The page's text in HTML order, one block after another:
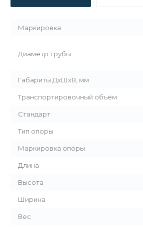
Маркировка
Диаметр трубы
Габариты ДхШхВ, мм
Транспортировочный объём
Стандарт
Тип опоры
Маркировка опоры
Длина
Высота
Ширина
Вес